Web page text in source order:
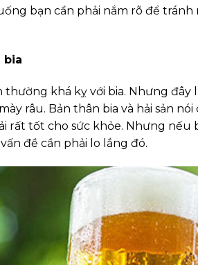
bạn cần phải nắm rõ để
bia
thường khá kỵ với bia. Nhưng đây
râu. Bản thân bia và hải sản
rất tốt cho sức khỏe. Nhưng nếu
đề cần phải lo lắng đó.